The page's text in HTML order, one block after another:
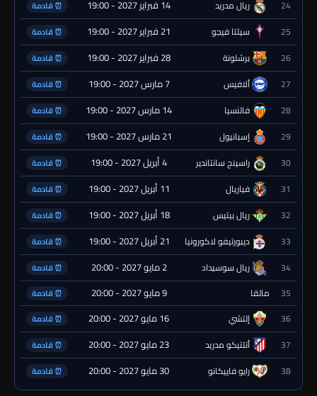
24 ريال مدريد 14 فبراير 2027 - 19:00 ⏰ قادمة
25 سيلتا فيجو 21 فبراير 2027 - 19:00 ⏰ قادمة
26 برشلونة 28 فبراير 2027 - 19:00 ⏰ قادمة
27 ألافيس 7 مارس 2027 - 19:00 ⏰ قادمة
28 فالنسيا 14 مارس 2027 - 19:00 ⏰ قادمة
29 إسبانيول 21 مارس 2027 - 19:00 ⏰ قادمة
30 راسينج سانتاندير 4 أبريل 2027 - 19:00 ⏰ قادمة
31 فياريال 11 أبريل 2027 - 19:00 ⏰ قادمة
32 ريال بيتيس 18 أبريل 2027 - 19:00 ⏰ قادمة
33 ديبورتيفو لاكورونيا 21 أبريل 2027 - 19:00 ⏰ قادمة
34 ريال سوسيداد 2 مايو 2027 - 20:00 ⏰ قادمة
35 مالقا 9 مايو 2027 - 20:00 ⏰ قادمة
36 إلتشي 16 مايو 2027 - 20:00 ⏰ قادمة
37 أتلتيكو مدريد 23 مايو 2027 - 20:00 ⏰ قادمة
38 رايو فاييكانو 30 مايو 2027 - 20:00 ⏰ قادمة